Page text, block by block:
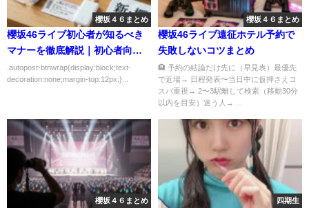
櫻坂４６まとめ
櫻坂46ライブ初心者が知るべき
マナーを徹底解説｜初心者向け
にわかりやすく解説
.autopost-btnwrap{display:block;text-
decoration:none;margin-top:12px;}...
櫻坂４６まとめ
櫻坂46ライブ遠征ホテル予約で
失敗しないコツまとめ
🏨 予約の結論だけ先に（早見表）最優先
で近場→ 日程発表〜当日中に仮押さえコ
スパ重視→ 2〜3駅離して検索（移動30分
以内を目安）迷う人→ ...
櫻坂４６まとめ 四期生